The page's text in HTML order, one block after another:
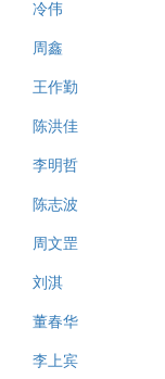
冷伟
周鑫
王作勤
陈洪佳
李明哲
陈志波
周文罡
刘淇
董春华
李上宾